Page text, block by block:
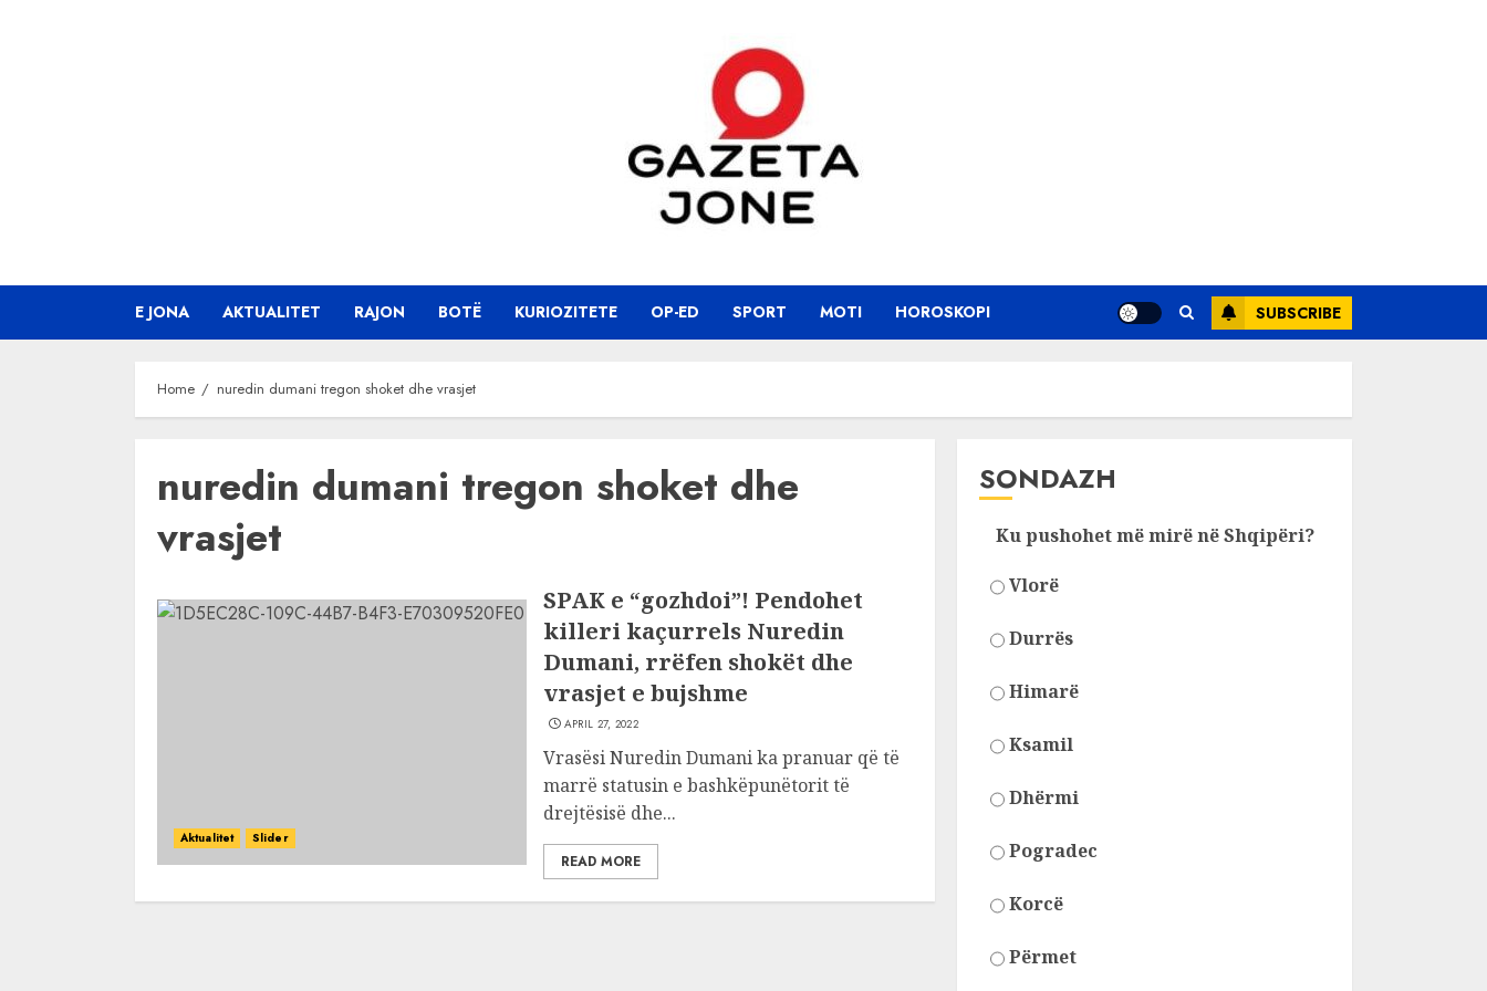
E JONA AKTUALITET RAJON BOTË KURIOZITETE OP-ED SPORT MOTI HOROSKOPI SUBSCRIBE
Home nuredin dumani tregon shoket dhe vrasjet
nuredin dumani tregon shoket dhe
vrasjet
Aktualitet Slider
SPAK e “gozhdoi”! Pendohet
killeri kaçurrels Nuredin
Dumani, rrëfen shokët dhe
vrasjet e bujshme
APRIL 27, 2022
Vrasësi Nuredin Dumani ka pranuar që të
marrë statusin e bashkëpunëtorit të
drejtësisë dhe...
READ MORE
SONDAZH
Ku pushohet më mirë në Shqipëri?
Vlorë
Durrës
Himarë
Ksamil
Dhërmi
Pogradec
Korcë
Përmet